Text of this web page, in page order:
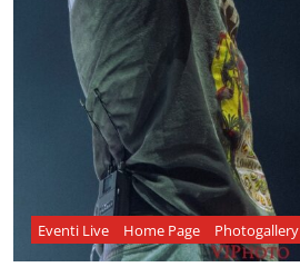
Eventi Live Home Page Photogallery